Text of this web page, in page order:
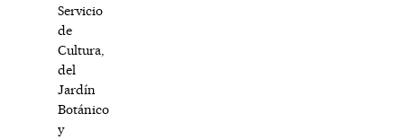
Servicio
de
Cultura,
del
Jardín
Botánico
y